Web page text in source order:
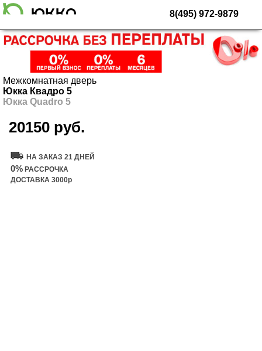
8(495) 972-9879
Межкомнатная дверь
Юкка Квадро 5
Юкка Quadro 5
20150 руб.
НА ЗАКАЗ 21 ДНЕЙ
0% РАССРОЧКА
ДОСТАВКА 3000р